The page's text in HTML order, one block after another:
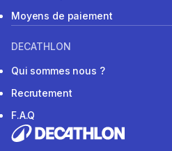
Moyens de paiement
DECATHLON
Qui sommes nous ?
Recrutement
F.A.Q